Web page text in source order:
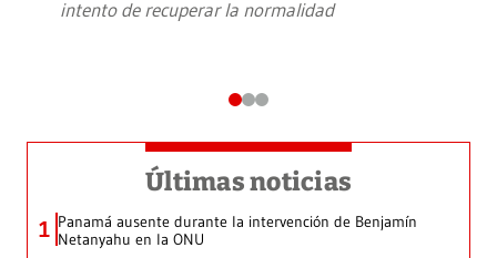
intento de recuperar la normalidad
Últimas noticias
1 Panamá ausente durante la intervención de Benjamín
Netanyahu en la ONU